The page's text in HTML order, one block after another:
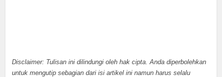
Disclaimer: Tulisan ini dilindungi oleh hak cipta. Anda diperbolehkan
untuk mengutip sebagian dari isi artikel ini namun harus selalu